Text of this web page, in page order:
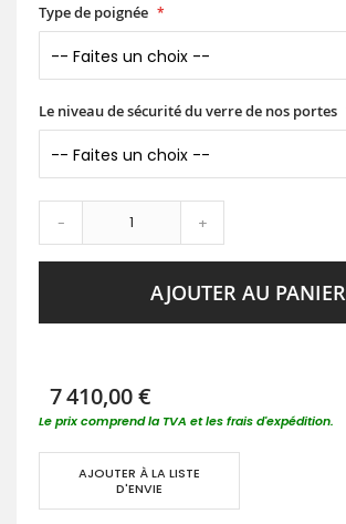
Type de poignée
Le niveau de sécurité du verre de nos portes
- +
AJOUTER AU PANIER
7 410,00 €
Le prix comprend la TVA et les frais d'expédition.
AJOUTER À LA LISTE
D'ENVIE